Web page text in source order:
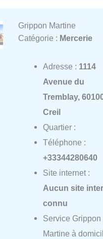
Grippon Martine
Catégorie : Mercerie
Adresse : 1114
Avenue du
Tremblay,
Creil
Quartier :
Téléphone :
+33344280640
Site internet :
Aucun site
connu
Service Grippon
Martine à